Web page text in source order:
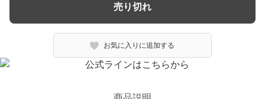
売り切れ
お気に入りに追加する